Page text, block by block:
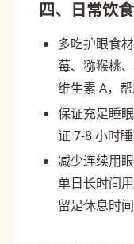
四、日常饮
多吃护眼食材
莓、猕猴桃
维生素 A，
保证充足睡眠
证 7-8 小时
减少连续用
单日长时间
留足休息时间